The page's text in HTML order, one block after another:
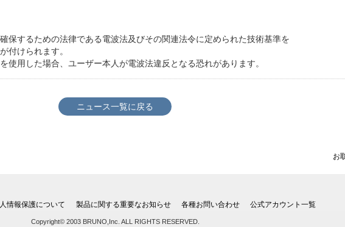
保するための法律である電波法及びその関連法令に定められた技術基準を
付けられます。
使用した場合、ユーザー本人が電波法違反となる恐れがあります。
ニュース一覧に戻る
お
情報保護について 製品に関する重要なお知らせ 各種お問い合わせ 公式アカウント一覧
Copyright© 2003 BRUNO,Inc. ALL RIGHTS RESERVED.